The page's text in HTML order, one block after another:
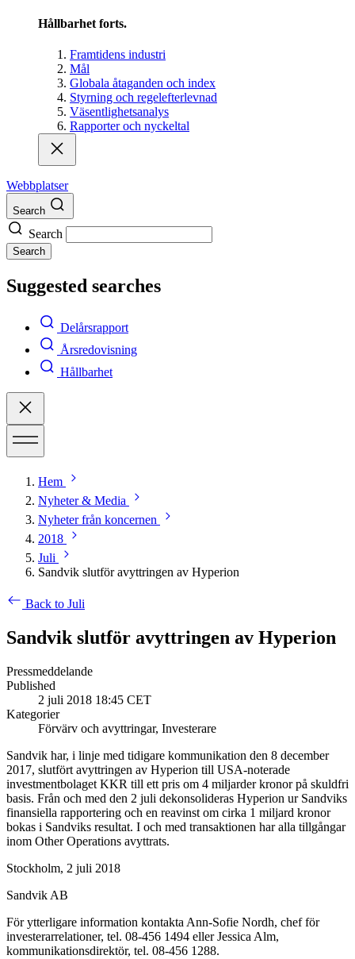
Hållbarhet forts.
Framtidens industri
Mål
Globala åtaganden och index
Styrning och regelefterlevnad
Väsentlighetsanalys
Rapporter och nyckeltal
Webbplatser
Search
Search
Search
Suggested searches
Delårsrapport
Årsredovisning
Hållbarhet
Hem
Nyheter & Media
Nyheter från koncernen
2018
Juli
Sandvik slutför avyttringen av Hyperion
Back to Juli
Sandvik slutför avyttringen av Hyperion
Pressmeddelande
Published
2 juli 2018 18:45 CET
Kategorier
Förvärv och avyttringar, Investerare
Sandvik har, i linje med tidigare kommunikation den 8 december
2017, slutfört avyttringen av Hyperion till USA-noterade
investmentbolaget KKR till ett pris om 4 miljarder kronor på skuldfri
basis. Från och med den 2 juli dekonsolideras Hyperion ur Sandviks
finansiella rapportering och en reavinst om cirka 1 miljard kronor
bokas i Sandviks resultat. I och med transaktionen har alla tillgångar
inom Other Operations avyttrats.
Stockholm, 2 juli 2018
Sandvik AB
För ytterligare information kontakta Ann-Sofie Nordh, chef för
investerarrelationer, tel. 08-456 1494 ellerJessica Alm,
kommunikationsdirektör, tel. 08-456 1288.